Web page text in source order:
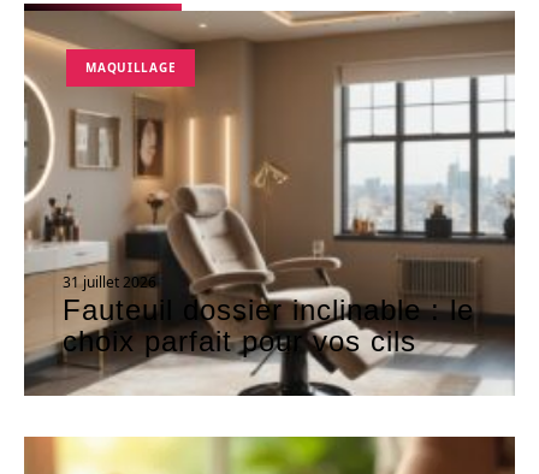
MAQUILLAGE
31 juillet 2026
Fauteuil dossier inclinable : le
choix parfait pour vos cils